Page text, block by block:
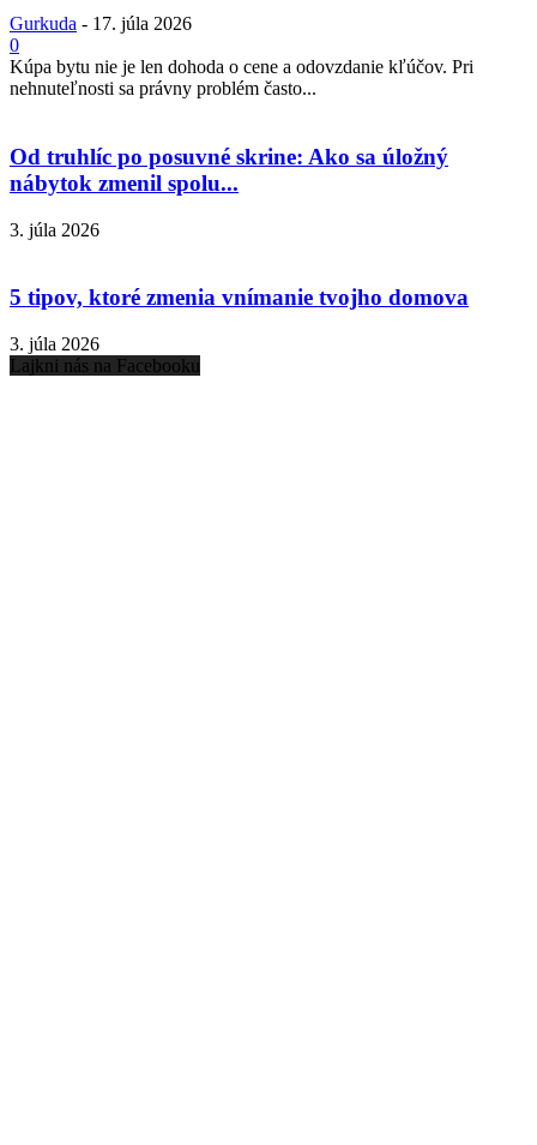
Gurkuda - 17. júla 2026
0
Kúpa bytu nie je len dohoda o cene a odovzdanie kľúčov. Pri
nehnuteľnosti sa právny problém často...
Od truhlíc po posuvné skrine: Ako sa úložný
nábytok zmenil spolu...
3. júla 2026
5 tipov, ktoré zmenia vnímanie tvojho domova
3. júla 2026
Lajkni nás na Facebooku